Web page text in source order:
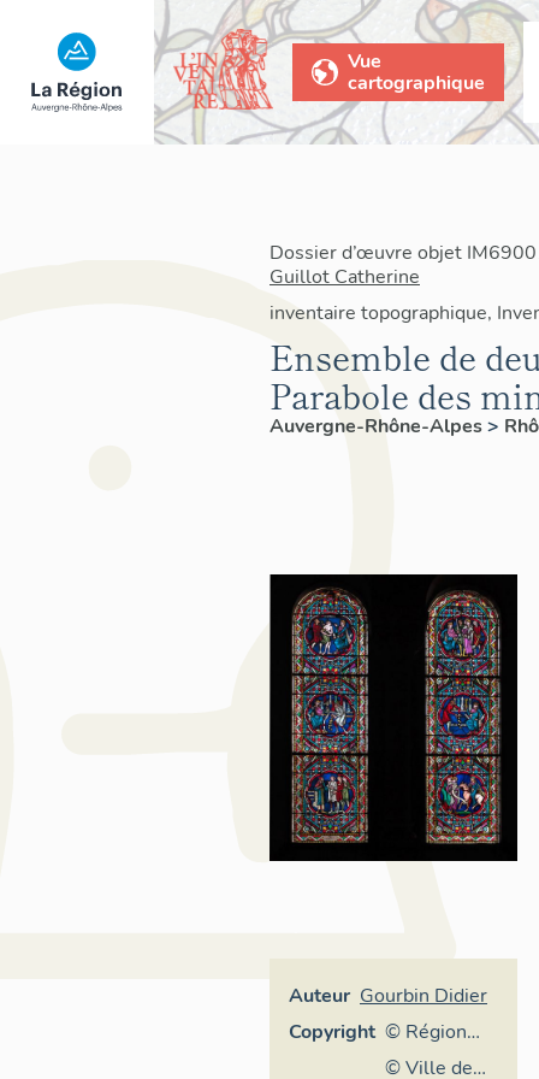
Vue
cartographique
Dossier d’œuvre objet
Guillot Catherine
inventaire topographique,
Ensemble de
Parabole des
Auvergne-Rhône-Alpes>
Auteur Gourbin Didier
Copyright © Région
Rhône-
© Ville de